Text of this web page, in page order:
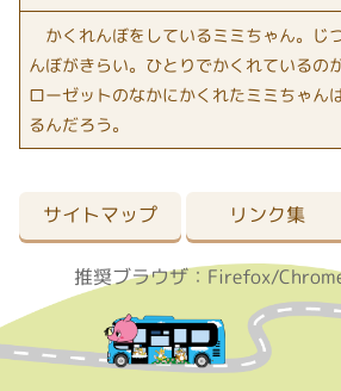
かくれんぼをしているミミちゃん。じ
んぼがきらい。ひとりでかくれているの
ローゼットのなかにかくれたミミちゃん
るんだろう。
サイトマップ リンク集
推奨ブラウザ：Firefox/